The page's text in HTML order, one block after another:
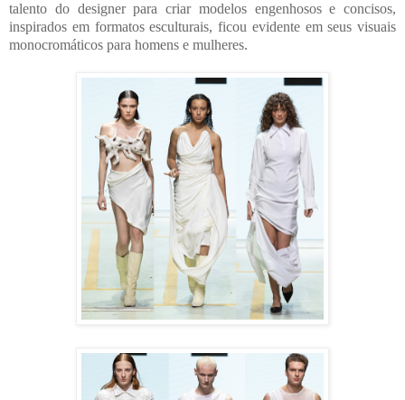
talento do designer para criar modelos engenhosos e concisos,
inspirados em formatos esculturais, ficou evidente em seus visuais
monocromáticos para homens e mulheres.